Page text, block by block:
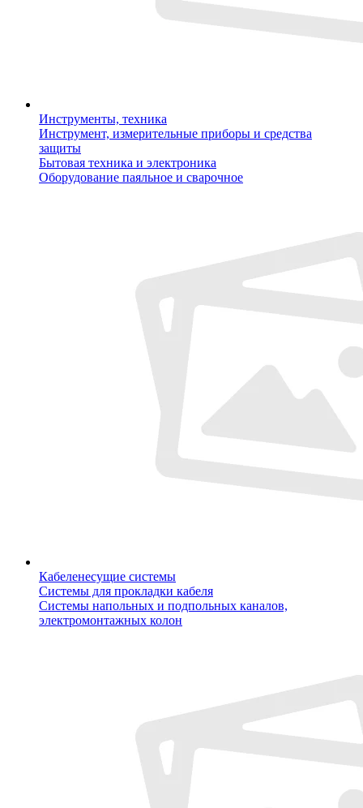
Инструменты, техника
Инструмент, измерительные приборы и средства
защиты
Бытовая техника и электроника
Оборудование паяльное и сварочное
Кабеленесущие системы
Системы для прокладки кабеля
Системы напольных и подпольных каналов,
электромонтажных колон